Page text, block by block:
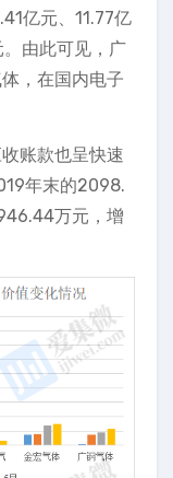
亿元、11.77亿
由此可见，广
，在国内电子
账款也呈快速
年末的2098.
万元，增